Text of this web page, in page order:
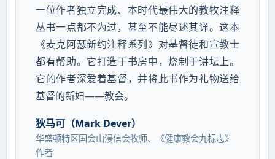
一位作者独立完成、本时代最伟大的教牧注释
丛书一点都不为过，甚至不能尽述其详。这本
《麦克阿瑟新约注释系列》对基督徒和宣教士
都有帮助。它打造于书房中，烧制于讲坛上。
它的作者深爱着基督，并将此书作为礼物送给
基督的新妇——教会。
狄马可（Mark Dever）
华盛顿特区国会山浸信会牧师、《健康教会九标志》
作者